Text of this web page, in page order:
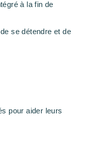
à la fin de
se détendre et de
pour aider leurs